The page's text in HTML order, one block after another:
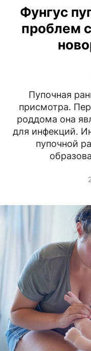
Фунгус
проблем
Пупочная
присмотра.
роддома она
для инфекций.
пупочной